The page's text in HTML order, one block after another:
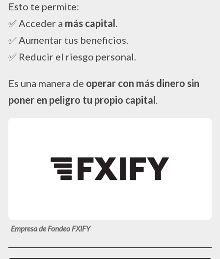
Esto te permite:
✅ Acceder a más capital.
✅ Aumentar tus beneficios.
✅ Reducir el riesgo personal.
Es una manera de operar con más dinero sin
poner en peligro tu propio capital.
Empresa de Fondeo FXIFY